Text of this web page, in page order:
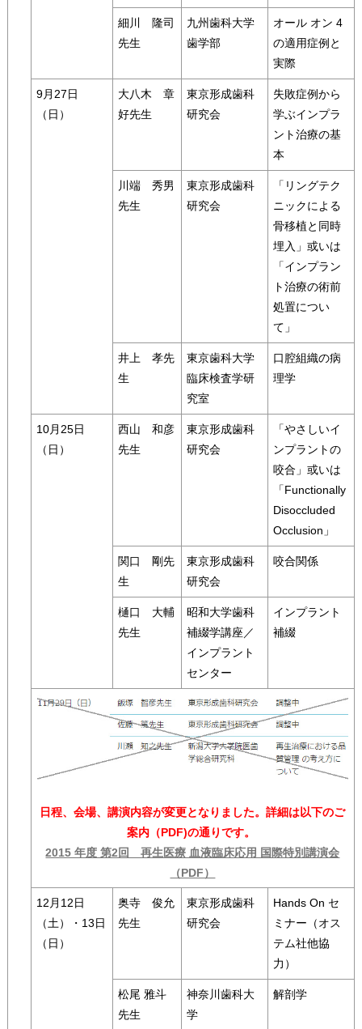
細川 隆司
先生
九州歯科大学
歯学部
オール オン 4
の適用症例と
実際
9月27日
（日）
大八木 章
好先生
東京形成歯科
研究会
失敗症例から
学ぶインプラ
ント治療の基
本
川端 秀男
先生
東京形成歯科
研究会
「リングテク
ニックによる
骨移植と同時
埋入」或いは
「インプラン
ト治療の術前
処置につい
て」
井上 孝先
生
東京歯科大学
臨床検査学研
究室
口腔組織の病
理学
10月25日
（日）
西山 和彦
先生
東京形成歯科
研究会
「やさしいイ
ンプラントの
咬合」或いは
「Functionally
Disoccluded
Occlusion」
関口 剛先
生
東京形成歯科
研究会
咬合関係
樋口 大輔
先生
昭和大学歯科
補綴学講座／
インプラント
センター
インプラント
補綴
日程、会場、講演内容が変更となりました。詳細は以下のご
案内（PDF)の通りです。
2015 年度 第2回 再生医療 血液臨床応用 国際特別講演会
（PDF）
12月12日
（土）・13日
（日）
奥寺 俊允
先生
東京形成歯科
研究会
Hands On セ
ミナー（オス
テム社他協
力）
松尾 雅斗
先生
神奈川歯科大
学
解剖学